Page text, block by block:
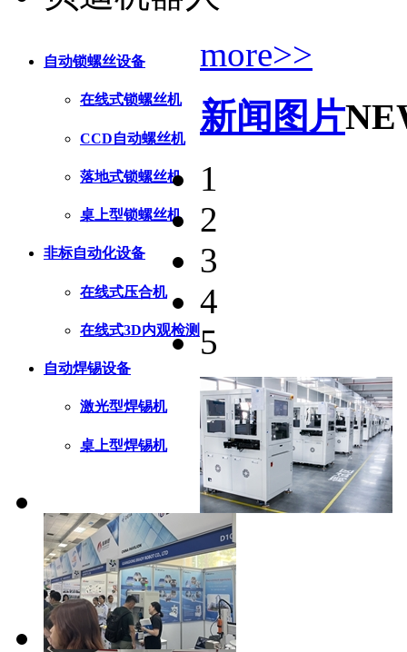
自动锁螺丝设备
在线式锁螺丝机
CCD自动螺丝机
落地式锁螺丝机
桌上型锁螺丝机
非标自动化设备
在线式压合机
在线式3D内观检测
自动焊锡设备
激光型焊锡机
桌上型焊锡机
more>>
新闻图片
1
2
3
4
5